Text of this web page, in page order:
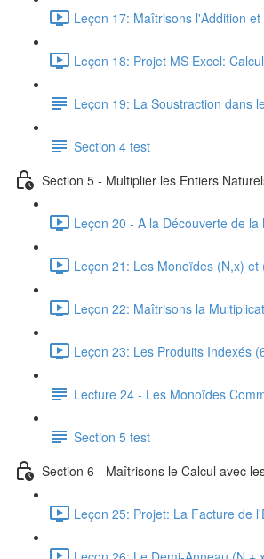
Leçon 17: Maîtrisons l'Addition
Leçon 18: Projet MS Excel:
Leçon 19: La Soustraction dans
Section 4 test
Section 5 - Multiplier les Entiers
Leçon 20 - A la Découverte de
Leçon 21: Les Monoïdes (N,x) et
Leçon 22: Maîtrisons la
Leçon 23: Les Produits Indexés
Lecture 24 - Les Monoïdes
Section 5 test
Section 6 - Maîtrisons le Calcul avec
Leçon 25: Projet: La Facture de